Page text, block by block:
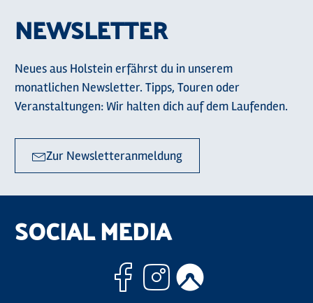
NEWSLETTER
Neues aus Holstein erfährst du in unserem
monatlichen Newsletter. Tipps, Touren oder
Veranstaltungen: Wir halten dich auf dem Laufenden.
Zur Newsletteranmeldung
SOCIAL MEDIA
Facebook
Instagram